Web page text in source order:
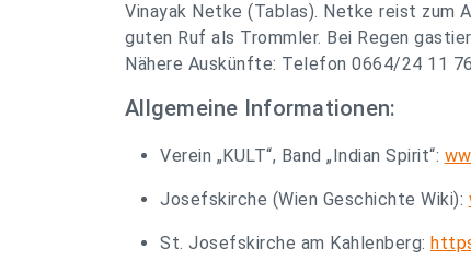
Vinayak Netke (Tablas). Netke reist zum
guten Ruf als Trommler. Bei Regen
Nähere Auskünfte: Telefon 0664/24 11
Allgemeine Informationen:
Verein „KULT“, Band „Indian Spirit“:
Josefskirche (Wien Geschichte Wiki):
St. Josefskirche am Kahlenberg: